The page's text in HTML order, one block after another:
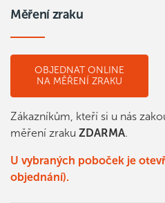
Měření zraku
OBJEDNAT ONLINE
NA MĚŘENÍ ZRAKU
Zákazníkům, kteří si u nás
měření zraku ZDARMA.
U vybraných poboček je
objednání).